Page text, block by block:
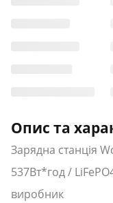
Опис та
Зарядна станція
537Вт*год /
виробник